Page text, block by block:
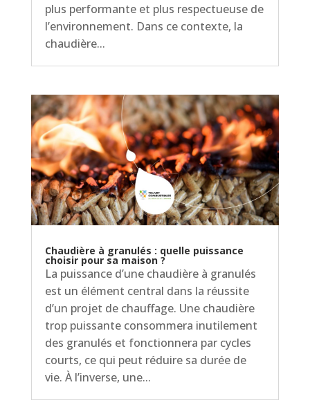
plus performante et plus respectueuse de
l’environnement. Dans ce contexte, la
chaudière...
Chaudière à granulés : quelle puissance
choisir pour sa maison ?
La puissance d’une chaudière à granulés
est un élément central dans la réussite
d’un projet de chauffage. Une chaudière
trop puissante consommera inutilement
des granulés et fonctionnera par cycles
courts, ce qui peut réduire sa durée de
vie. À l’inverse, une...